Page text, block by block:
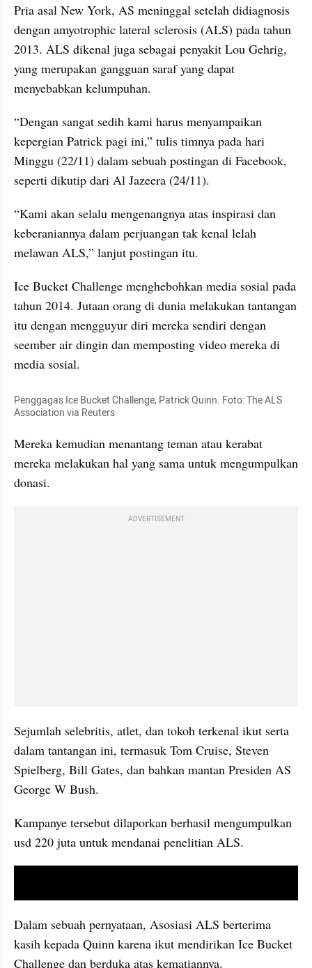
Pria asal New York, AS meninggal setelah didiagnosis
dengan amyotrophic lateral sclerosis (ALS) pada tahun
2013. ALS dikenal juga sebagai penyakit Lou Gehrig,
yang merupakan gangguan saraf yang dapat
menyebabkan kelumpuhan.
“Dengan sangat sedih kami harus menyampaikan
kepergian Patrick pagi ini,” tulis timnya pada hari
Minggu (22/11) dalam sebuah postingan di Facebook,
seperti dikutip dari Al Jazeera (24/11).
“Kami akan selalu mengenangnya atas inspirasi dan
keberaniannya dalam perjuangan tak kenal lelah
melawan ALS,” lanjut postingan itu.
Ice Bucket Challenge menghebohkan media sosial pada
tahun 2014. Jutaan orang di dunia melakukan tantangan
itu dengan mengguyur diri mereka sendiri dengan
seember air dingin dan memposting video mereka di
media sosial.
Penggagas Ice Bucket Challenge, Patrick Quinn. Foto: The ALS
Association via Reuters
Mereka kemudian menantang teman atau kerabat
mereka melakukan hal yang sama untuk mengumpulkan
donasi.
ADVERTISEMENT
Sejumlah selebritis, atlet, dan tokoh terkenal ikut serta
dalam tantangan ini, termasuk Tom Cruise, Steven
Spielberg, Bill Gates, dan bahkan mantan Presiden AS
George W Bush.
Kampanye tersebut dilaporkan berhasil mengumpulkan
usd 220 juta untuk mendanai penelitian ALS.
Dalam sebuah pernyataan, Asosiasi ALS berterima
kasih kepada Quinn karena ikut mendirikan Ice Bucket
Challenge dan berduka atas kematiannya.